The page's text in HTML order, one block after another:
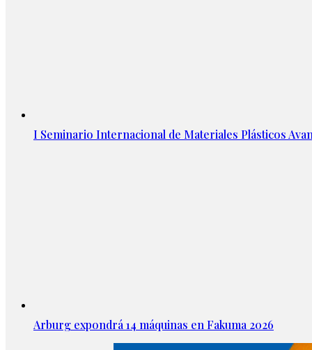
I Seminario Internacional de Materiales Plásticos
Arburg expondrá 14 máquinas en Fakuma 2026